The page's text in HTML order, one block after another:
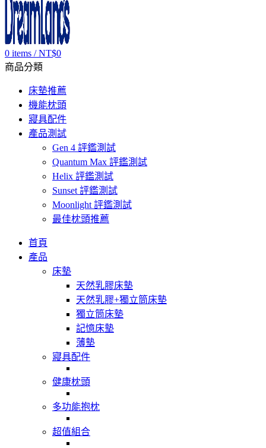
0 items / NT$0
商品分類
床墊推薦
機能枕頭
寢具配件
產品測試
Gen 4 評鑑測試
Quantum Max 評鑑測試
Helix 評鑑測試
Sunset 評鑑測試
Moonlight 評鑑測試
最佳枕頭推薦
首頁
產品
床墊
天然乳膠床墊
天然乳膠+獨立筒床墊
獨立筒床墊
記憶床墊
薄墊
寢具配件
健康枕頭
多功能抱枕
超值組合